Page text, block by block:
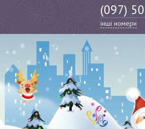
(097)
інші номери